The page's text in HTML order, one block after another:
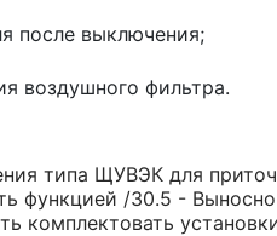
после выключения;
воздушного фильтра.
типа ЩУВЭК для
функцией /30.5 -
комплектовать